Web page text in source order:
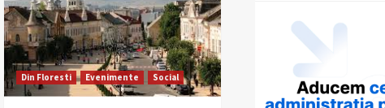
Din Floresti Evenimente Social